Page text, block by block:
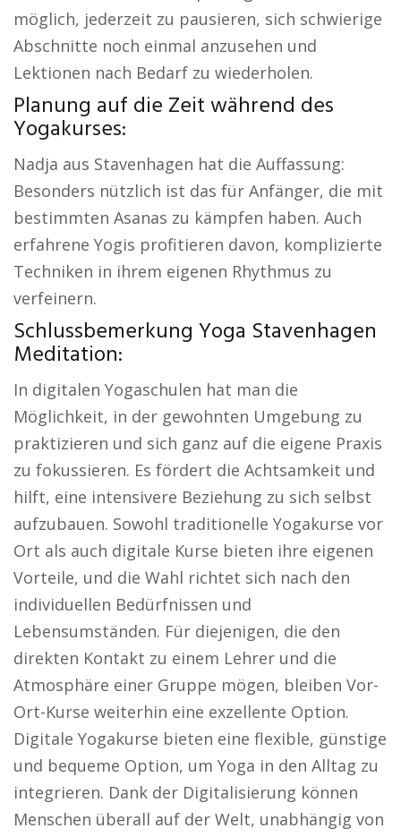
möglich, jederzeit zu pausieren, sich schwierige
Abschnitte noch einmal anzusehen und
Lektionen nach Bedarf zu wiederholen.
Planung auf die Zeit während des
Yogakurses:
Nadja aus Stavenhagen hat die Auffassung:
Besonders nützlich ist das für Anfänger, die mit
bestimmten Asanas zu kämpfen haben. Auch
erfahrene Yogis profitieren davon, komplizierte
Techniken in ihrem eigenen Rhythmus zu
verfeinern.
Schlussbemerkung Yoga Stavenhagen
Meditation:
In digitalen Yogaschulen hat man die
Möglichkeit, in der gewohnten Umgebung zu
praktizieren und sich ganz auf die eigene Praxis
zu fokussieren. Es fördert die Achtsamkeit und
hilft, eine intensivere Beziehung zu sich selbst
aufzubauen. Sowohl traditionelle Yogakurse vor
Ort als auch digitale Kurse bieten ihre eigenen
Vorteile, und die Wahl richtet sich nach den
individuellen Bedürfnissen und
Lebensumständen. Für diejenigen, die den
direkten Kontakt zu einem Lehrer und die
Atmosphäre einer Gruppe mögen, bleiben Vor-
Ort-Kurse weiterhin eine exzellente Option.
Digitale Yogakurse bieten eine flexible, günstige
und bequeme Option, um Yoga in den Alltag zu
integrieren. Dank der Digitalisierung können
Menschen überall auf der Welt, unabhängig von